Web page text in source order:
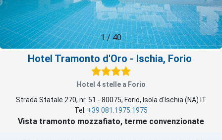
1/40
Hotel Tramonto d'Oro - Ischia, Forio
Hotel 4 stelle a Forio
Strada Statale 270, nr. 51 - 80075, Forio, Isola d'Ischia (NA) IT
Tel. +39 081.1975.1975
Vista tramonto mozzafiato, terme convenzionate